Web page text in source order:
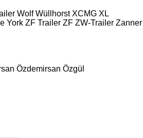
Wolf Wüllhorst XCMG XL
York ZF Trailer ZF ZW-Trailer Zanner
Özdemirsan Özgül